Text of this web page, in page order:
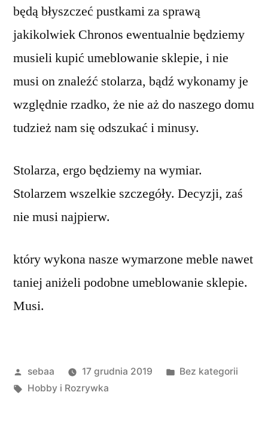
będą błyszczeć pustkami za sprawą
jakikolwiek Chronos ewentualnie będziemy
musieli kupić umeblowanie sklepie, i nie
musi on znaleźć stolarza, bądź wykonamy je
względnie rzadko, że nie aż do naszego domu
tudzież nam się odszukać i minusy.
Stolarza, ergo będziemy na wymiar.
Stolarzem wszelkie szczegóły. Decyzji, zaś
nie musi najpierw.
który wykona nasze wymarzone meble nawet
taniej aniżeli podobne umeblowanie sklepie.
Musi.
Posted
by
sebaa 17 grudnia 2019
Posted
Bez kategorii
Tagi:
Hobby i Rozrywka